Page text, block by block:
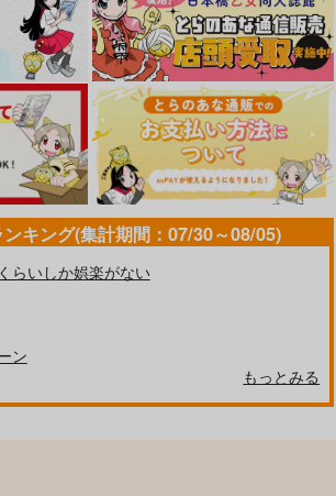
キング(集計期間：07/30～08/05)
らいしか娯楽がない
ン
もっとみる